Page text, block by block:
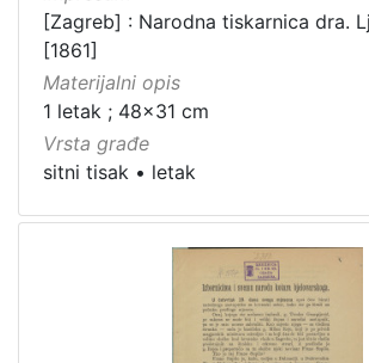
[Zagreb] : Narodna tiskarnica dra.
[1861]
Materijalni opis
1 letak ; 48x31 cm
Vrsta građe
sitni tisak • letak